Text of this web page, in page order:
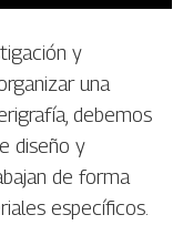
y
una
debemos
diseño y
de forma
específicos.